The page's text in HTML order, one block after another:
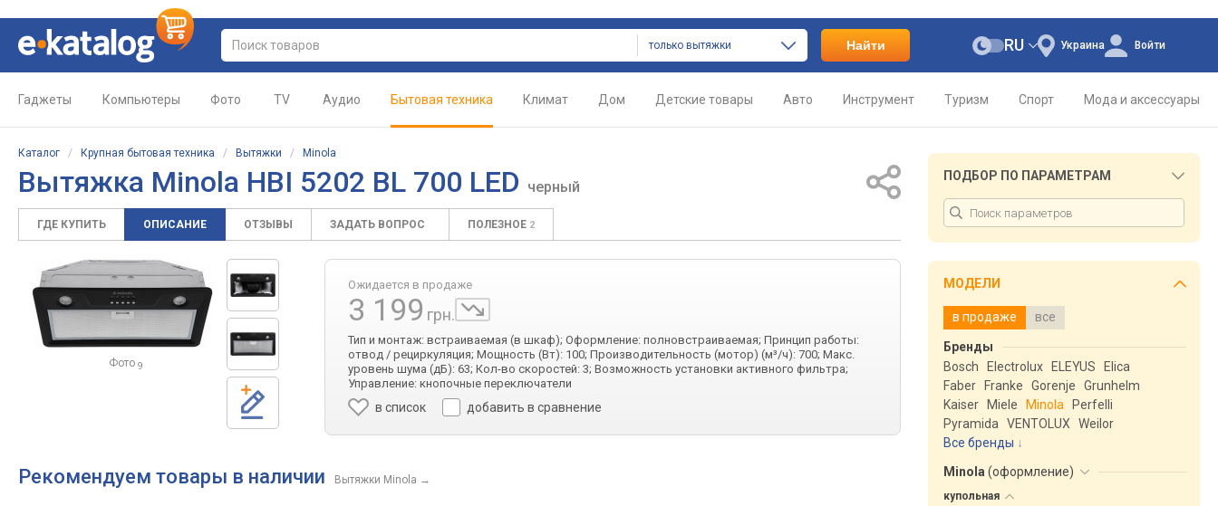
только вытяжки Найти Украина
RU Войти
Гаджеты Компьютеры Фото TV Аудио Бытовая техника Климат Дом Детские товары Авто Инструмент Туризм Спорт Мода и аксессуары
Каталог / Крупная бытовая техника / Вытяжки / Minola
Вытяжка Minola HBI 5202 BL 700 LED черный
ГДЕ КУПИТЬ ОПИСАНИЕ ОТЗЫВЫ ЗАДАТЬ ВОПРОС ПОЛЕЗНОЕ 2
Фото 9
Ожидается в продаже
3 199 грн.
Тип и монтаж: встраиваемая (в шкаф); Оформление: полновстраиваемая; Принцип работы:
отвод / рециркуляция; Мощность (Вт): 100; Производительность (мотор) (м³/ч): 700; Макс.
уровень шума (дБ): 63; Кол-во скоростей: 3; Возможность установки активного фильтра;
Управление: кнопочные переключатели
в список добавить в сравнение
Рекомендуем товары в наличии Вытяжки Minola →
ПОДБОР ПО ПАРАМЕТРАМ
МОДЕЛИ
в продаже все
Бренды
Bosch
Electrolux ELEYUS
Elica
Faber
Franke Gorenje
Grunhelm
Kaiser
Miele Minola
Perfelli
Pyramida
VENTOLUX
Weilor
Все бренды
Minola (оформление)
купольная